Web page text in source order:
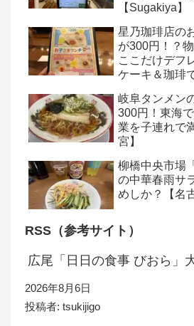
【Sugakiya】
星乃珈琲店の
が300円！？
ここだけデフ
ケーキ＆珈琲
岐阜タンメン
300円！東海
業を子連れで
宮】
柳橋中央市場
の中華春雨サ
めしか？【名
RSS（参考サイト）
広尾「日日の食事 びおら」
2026年8月6日
投稿者: tsukijigo